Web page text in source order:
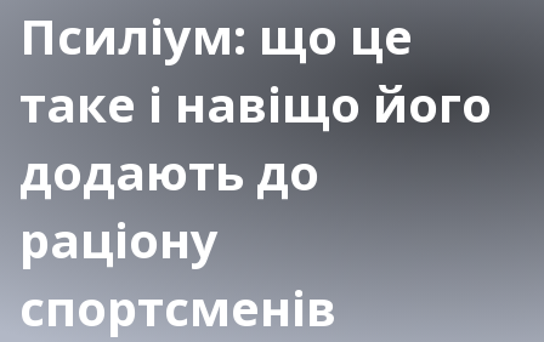
Псиліум: що це
таке і навіщо його
додають до
раціону
спортсменів